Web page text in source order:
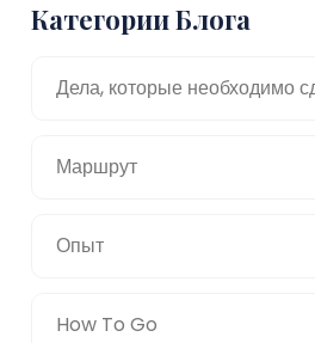
Категории Блога
Дела, которые необходимо
Маршрут
Опыт
How To Go